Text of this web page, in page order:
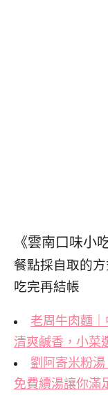
《雲南口味小
餐點採自取的方
吃完再結帳
老周牛肉麵
清爽鹹香，小菜
劉阿寄米粉
免費續湯讓你滿